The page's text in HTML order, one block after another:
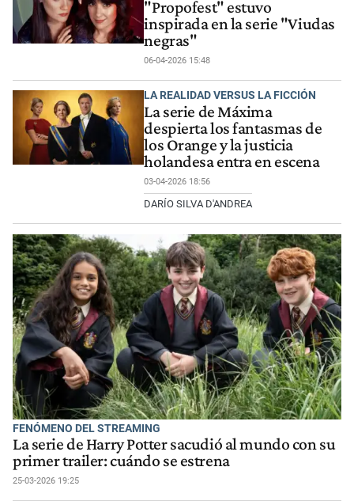
"Propofest" estuvo
inspirada en la serie "Viudas
negras"
06-04-2026 15:48
LA REALIDAD VERSUS LA FICCIÓN
La serie de Máxima
despierta los fantasmas de
los Orange y la justicia
holandesa entra en escena
03-04-2026 18:56
DARÍO SILVA D'ANDREA
FENÓMENO DEL STREAMING
La serie de Harry Potter sacudió al mundo con su
primer trailer: cuándo se estrena
25-03-2026 19:25